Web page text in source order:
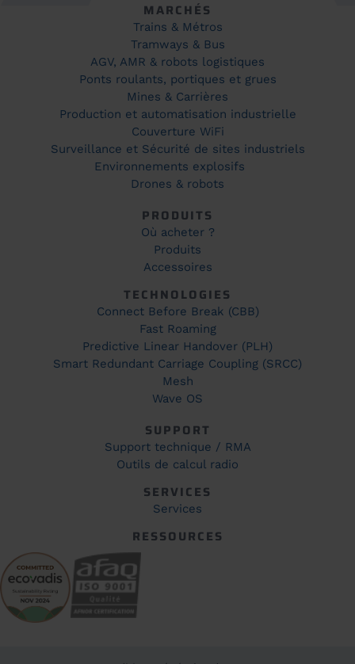
MARCHÉS
Trains & Métros
Tramways & Bus
AGV, AMR & robots logistiques
Ponts roulants, portiques et grues
Mines & Carrières
Production et automatisation industrielle
Couverture WiFi
Surveillance et Sécurité de sites industriels
Environnements explosifs
Drones & robots
PRODUITS
Où acheter ?
Produits
Accessoires
TECHNOLOGIES
Connect Before Break (CBB)
Fast Roaming
Predictive Linear Handover (PLH)
Smart Redundant Carriage Coupling (SRCC)
Mesh
Wave OS
SUPPORT
Support technique / RMA
Outils de calcul radio
SERVICES
Services
RESSOURCES